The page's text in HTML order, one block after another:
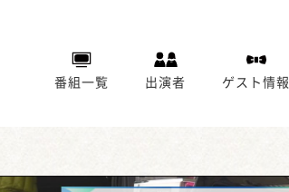
番組一覧 出演者 ゲスト情報